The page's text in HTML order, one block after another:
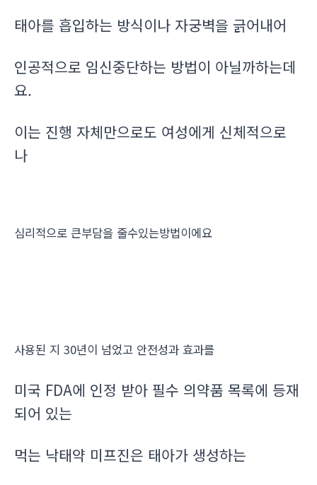
태아를 흡입하는 방식이나 자궁벽을 긁어내어
인공적으로 임신중단하는 방법이 아닐까하는데
요.
이는 진행 자체만으로도 여성에게 신체적으로
나
심리적으로 큰부담을 줄수있는방법이에요
사용된 지 30년이 넘었고 안전성과 효과를
미국 FDA에 인정 받아 필수 의약품 목록에 등재
되어 있는
먹는 낙태약 미프진은 태아가 생성하는